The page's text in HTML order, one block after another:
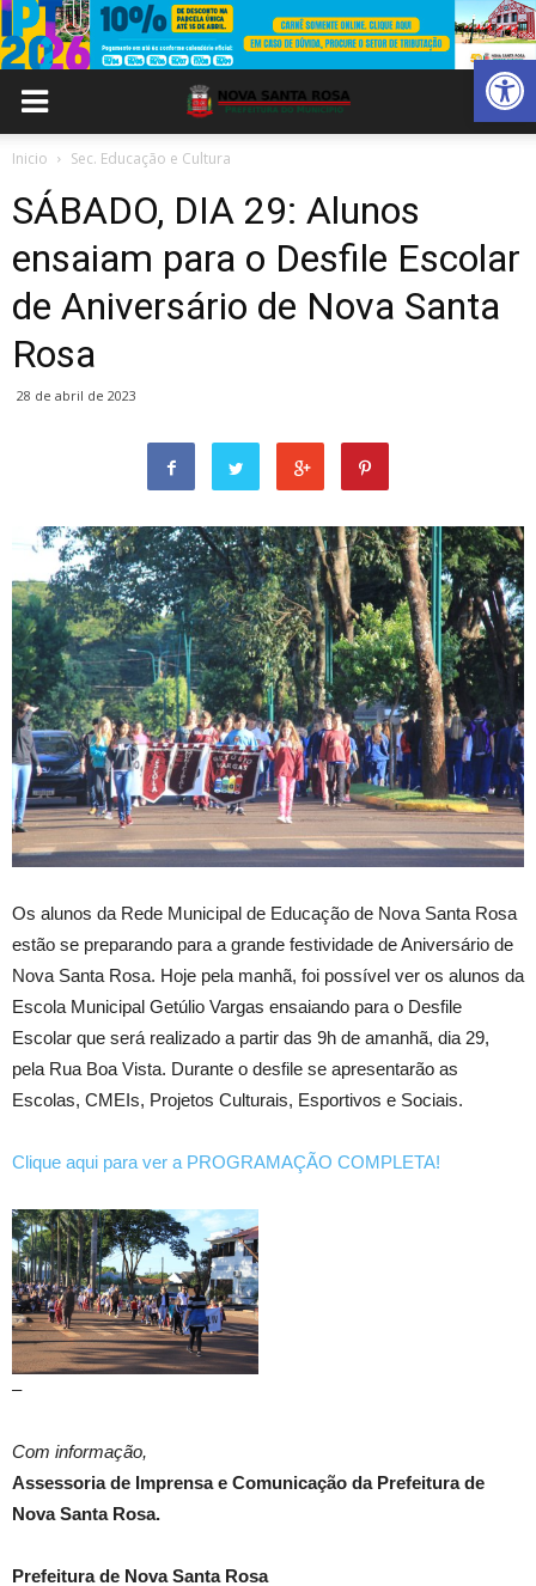
Abrir
Inicio Sec. Educação e Cultura
SÁBADO, DIA 29: Alunos
ensaiam para o Desfile Escolar
de Aniversário de Nova Santa
Rosa
28 de abril de 2023
Os alunos da Rede Municipal de Educação de Nova Santa Rosa
estão se preparando para a grande festividade de Aniversário de
Nova Santa Rosa. Hoje pela manhã, foi possível ver os alunos da
Escola Municipal Getúlio Vargas ensaiando para o Desfile
Escolar que será realizado a partir das 9h de amanhã, dia 29,
pela Rua Boa Vista. Durante o desfile se apresentarão as
Escolas, CMEIs, Projetos Culturais, Esportivos e Sociais.
Clique aqui para ver a PROGRAMAÇÃO COMPLETA!
–
Com informação,
Assessoria de Imprensa e Comunicação da Prefeitura de
Nova Santa Rosa.
Prefeitura de Nova Santa Rosa